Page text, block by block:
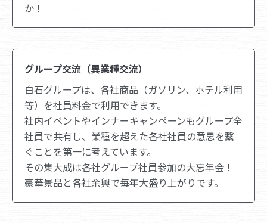
か！
グループ交流（異業種交流）
白石グループは、各社商品（ガソリン、ホテル利用
等）を社員料金で利用できます。
社内イベントやインナーキャンペーンもグループ全
社員で共有し、業種を超えた各社社員の意思を繋
ぐことを第一に考えています。
その集大成は各社グループ社員参加の大忘年会！
豪華景品と各社余興で毎年大盛り上がりです。